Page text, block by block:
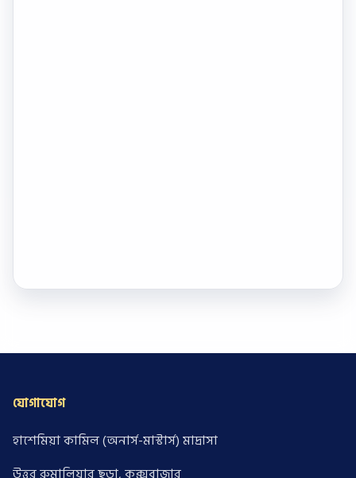
যোগাযোগ
হাশেমিয়া কামিল (অনার্স-মাস্টার্স) মাদ্রাসা